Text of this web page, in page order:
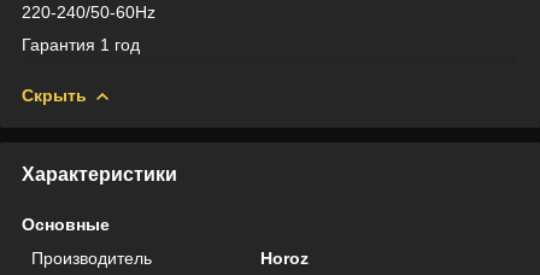
220-240/50-60Hz
Гарантия 1 год
Скрыть
Характеристики
Основные
Производитель
Horoz